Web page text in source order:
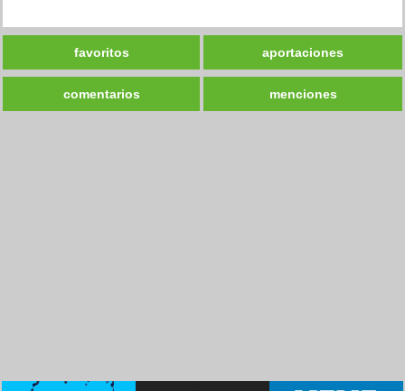
favoritos aportaciones
comentarios menciones